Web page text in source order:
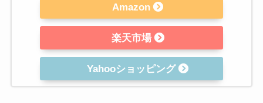
Amazon
楽天市場
Yahooショッピング